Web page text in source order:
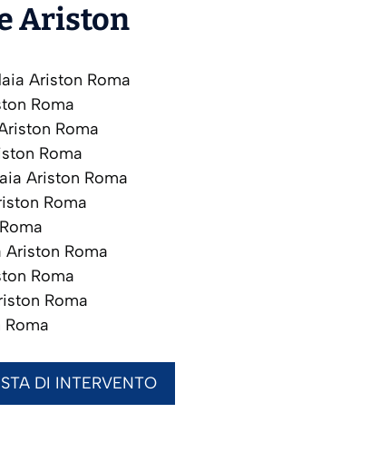
Ariston
Ariston Roma
Roma
Roma
Roma
Ariston Roma
Roma
Ariston Roma
Roma
Roma
DI INTERVENTO